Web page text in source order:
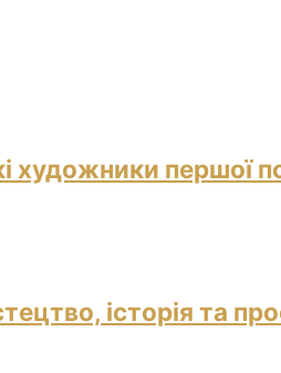
художники першої
історія та